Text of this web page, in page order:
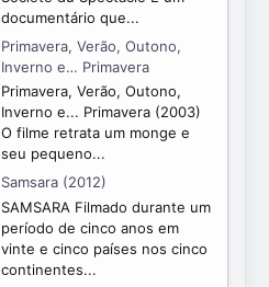
documentário que...
Primavera, Verão, Outono,
Inverno e… Primavera
Primavera, Verão, Outono,
Inverno e... Primavera (2003)
O filme retrata um monge e
seu pequeno...
Samsara (2012)
SAMSARA Filmado durante um
período de cinco anos em
vinte e cinco países nos cinco
continentes...